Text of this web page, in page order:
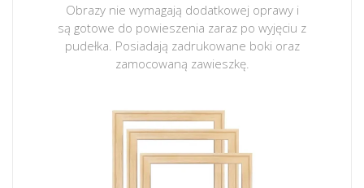
Obrazy nie wymagają dodatkowej oprawy i
są gotowe do powieszenia zaraz po wyjęciu z
pudełka. Posiadają zadrukowane boki oraz
zamocowaną zawieszkę.